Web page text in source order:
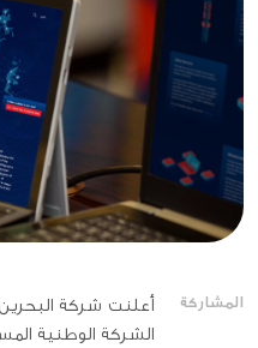
المشاركة
أعلنت شركة البحرين
الشركة الوطنية